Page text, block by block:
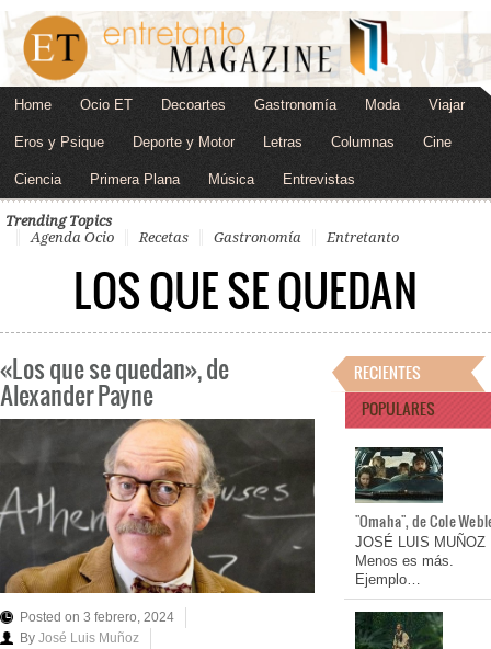
Home Ocio ET Decoartes Gastronomía Moda Viajar
Eros y Psique Deporte y Motor Letras Columnas Cine
Ciencia Primera Plana Música Entrevistas
Trending Topics
Agenda Ocio
Recetas Gastronomía Entretanto
LOS QUE SE QUEDAN
«Los que se quedan», de
Alexander Payne
Posted on 3 febrero, 2024
By José Luis Muñoz
RECIENTES
POPULARES
"Omaha", de Cole
JOSÉ LUIS MUÑOZ
Menos es más.
Ejemplo…